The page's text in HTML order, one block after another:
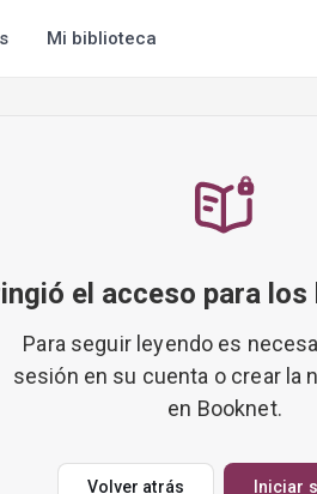
Mi biblioteca
el acceso para
Para seguir leyendo es
sesión en su cuenta o crear la
en Booknet.
Volver atrás Iniciar